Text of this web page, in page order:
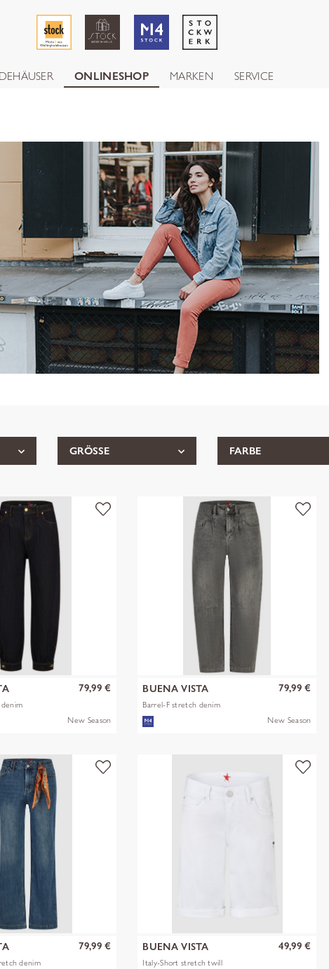
ONLINESHOP MARKEN SERVICE
GRÖSSE FARBE
79,99 €
New Season
BUENA VISTA
Barrel-F stretch denim
79,99 €
New Season
denim
79,99 € BUENA VISTA
Italy-Short stretch twill
49,99 €